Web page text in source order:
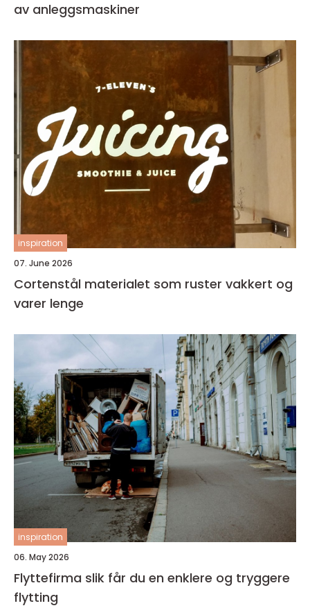
av anleggsmaskiner
inspiration
07. June 2026
Cortenstål materialet som ruster vakkert og
varer lenge
inspiration
06. May 2026
Flyttefirma slik får du en enklere og tryggere
flytting